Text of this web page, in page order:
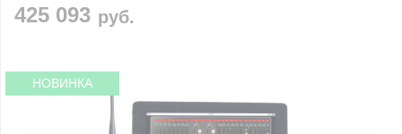
425 093 руб.
НОВИНКА